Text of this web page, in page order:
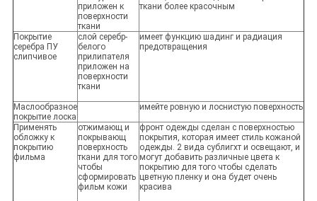
приложен к
поверхности
ткани
ткани более красочным
Покрытие
серебра ПУ
слипчивое
слой серебр-
белого
прилипателя
приложен на
поверхности
ткани
имеет функцию шадинг и радиация
предотвращения
Маслообразное
покрытие лоска
имейте ровную и лоснистую поверхность
Применять
обложку к
покрытию
фильма
отжимающ и
покрывающ
поверхность
ткани для того
чтобы
сформировать
фильм кожи
фронт одежды сделан с поверхностью
покрытия, которая имеет стиль кожаной
одежды. 2 вида сублигхт и освещают, и
могут добавить различные цвета к
покрытию для того чтобы сделать
цветную пленку и она будет очень
красива